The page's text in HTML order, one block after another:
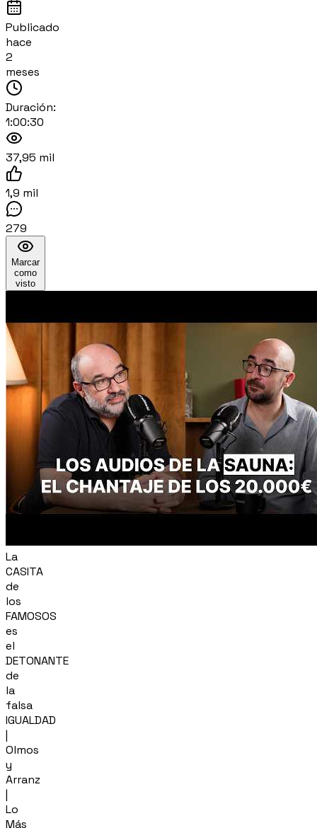
Publicado
hace
2
meses
Duración:
1:00:30
37,95 mil
1,9 mil
279
Marcar
como
visto
La
CASITA
de
los
FAMOSOS
es
el
DETONANTE
de
la
falsa
IGUALDAD
|
Olmos
y
Arranz
|
Lo
Más